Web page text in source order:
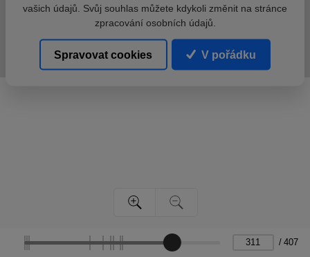
/ 407
vašich údajů. Svůj souhlas můžete kdykoli změnit na stránce
zpracování osobních údajů.
Spravovat cookies V pořádku